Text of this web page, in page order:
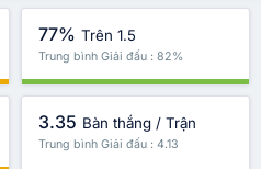
77% Trên 1.5
Trung bình Giải đấu : 82%
3.35 Bàn thắng / Trận
Trung bình Giải đấu : 4.13